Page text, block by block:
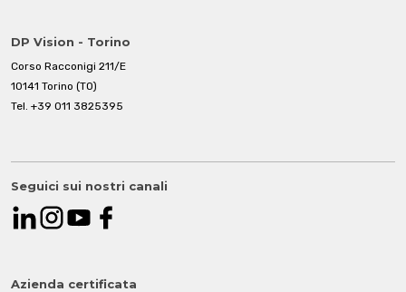
DP Vision - Torino
Corso Racconigi 211/E
10141 Torino (TO)
Tel. +39 011 3825395
Azienda certificata
Seguici sui nostri canali